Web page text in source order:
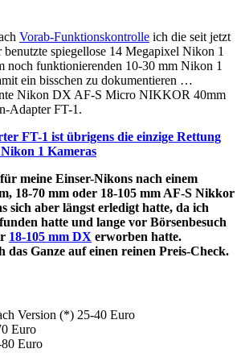
Vorab-Funktionskontrolle ich die seit jetzt
spiegellose 14 Megapixel Nikon 1
noch funktionierenden 10-30 mm Nikon 1
ein bisschen zu dokumentieren …
Nikon DX AF-S Micro NIKKOR 40mm
Adapter FT-1.
FT-1 ist übrigens die einzige Rettung
1 Kameras
meine Einser-Nikons nach einem
18-70 mm oder 18-105 mm AF-S Nikkor
sich aber längst erledigt hatte, da ich
hatte und lange vor Börsenbesuch
18-105 mm DX erworben hatte.
das Ganze auf einen reinen Preis-Check.
Version (*) 25-40 Euro
Euro
Euro